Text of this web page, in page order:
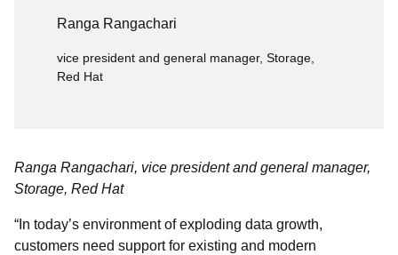
Ranga Rangachari
vice president and general manager, Storage,
Red Hat
Ranga Rangachari, vice president and general manager,
Storage, Red Hat
“In today’s environment of exploding data growth,
customers need support for existing and modern